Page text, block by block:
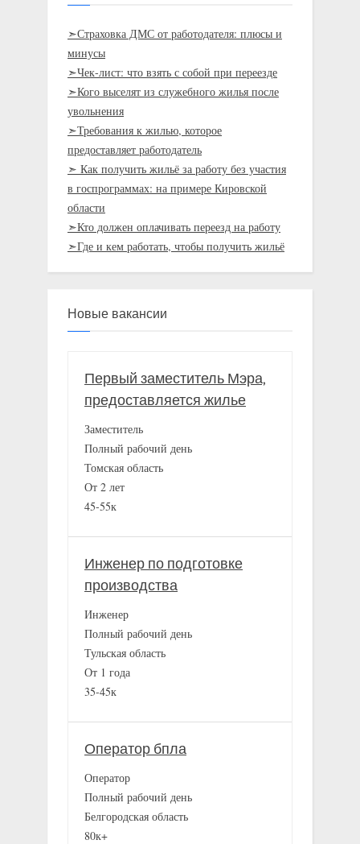
➣Страховка ДМС от работодателя: плюсы и
минусы
➣Чек-лист: что взять с собой при переезде
➣Кого выселят из служебного жилья после
увольнения
➣Требования к жилью, которое
предоставляет работодатель
➣ Как получить жильё за работу без участия
в госпрограммах: на примере Кировской
области
➣Кто должен оплачивать переезд на работу
➣Где и кем работать, чтобы получить жильё
Новые вакансии
Первый заместитель Мэра,
предоставляется жилье
Заместитель
Полный рабочий день
Томская область
От 2 лет
45-55к
Инженер по подготовке
производства
Инженер
Полный рабочий день
Тульская область
От 1 года
35-45к
Оператор бпла
Оператор
Полный рабочий день
Белгородская область
80к+